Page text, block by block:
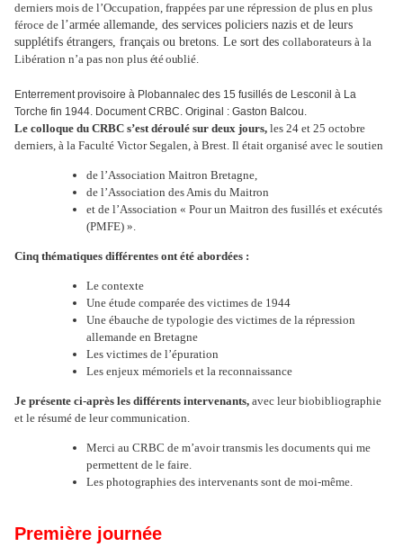
derniers mois de l’Occupation, frappées par une répression de plus en plus
féroce de l’armée allemande, des services policiers nazis et de leurs
supplétifs étrangers, français ou bretons. Le sort des collaborateurs à la
Libération n’a pas non plus étéoublié.
Enterrement provisoire à Plobannalec des 15 fusillés de Lesconil à La
Torche fin 1944. Document CRBC. Original : Gaston Balcou.
Le colloque du CRBC s’est déroulé sur deux jours, les 24 et 25 octobre
derniers, à la Faculté Victor Segalen, à Brest. Il était organisé avec le soutien
de l’Association Maitron Bretagne,
de l’Association des Amis du Maitron
et de l’Association « Pour un Maitron des fusillés et exécutés
(PMFE) ».
Cinq thématiques différentes ont été abordées :
Le contexte
Une étude comparée des victimes de 1944
Une ébauche de typologie des victimes de la répression
allemande en Bretagne
Les victimes de l’épuration
Les enjeux mémoriels et la reconnaissance
Je présente ci-après les différents intervenants, avec leur biobibliographie
et le résumé de leur communication.
Merci au CRBC de m’avoir transmis les documents qui me
permettent de le faire.
Les photographies des intervenants sont de moi-même.
Première journée